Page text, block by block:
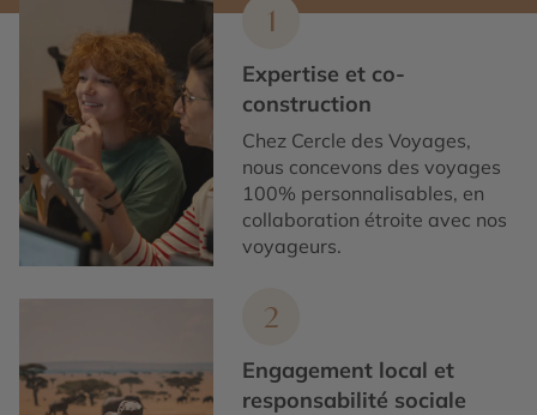
1
Expertise et co-
construction
Chez Cercle des Voyages,
nous concevons des voyages
100% personnalisables, en
collaboration étroite avec nos
voyageurs.
2
Engagement local et
responsabilité sociale